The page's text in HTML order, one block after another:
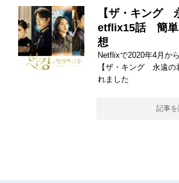
【ザ・キング
etflix15話 簡単
想
Netflixで2020年4月か
【ザ・キング 永遠の
れました
記事